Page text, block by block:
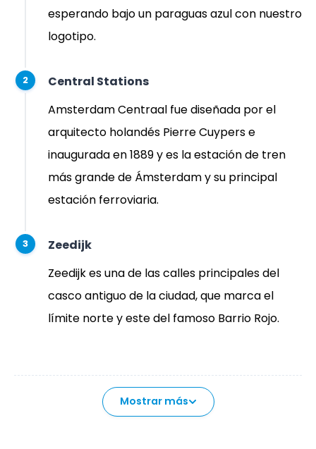
esperando bajo un paraguas azul con nuestro
logotipo.
2
Central Stations
Amsterdam Centraal fue diseñada por el
arquitecto holandés Pierre Cuypers e
inaugurada en 1889 y es la estación de tren
más grande de Ámsterdam y su principal
estación ferroviaria.
3
Zeedijk
Zeedijk es una de las calles principales del
casco antiguo de la ciudad, que marca el
límite norte y este del famoso Barrio Rojo.
Mostrar más